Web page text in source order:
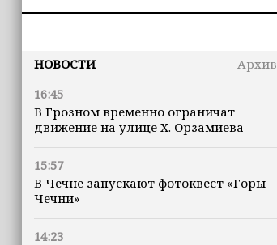
НОВОСТИ
Архив
16:45
В Грозном временно ограничат
движение на улице Х. Орзамиева
15:57
В Чечне запускают фотоквест «Горы
Чечни»
14:23